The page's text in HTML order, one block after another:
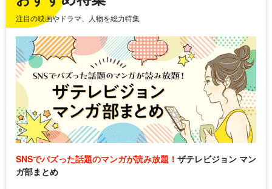
注目の映画やドラマ、人物を総力特集
SNSでバズった話題のマンガが読み放題！ ザテレビジョン マン
ガ部まとめ